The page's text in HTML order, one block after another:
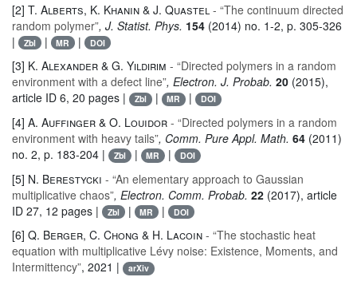
[2] T. Alberts, K. Khanin & J. Quastel - “The continuum directed
random polymer”, J. Statist. Phys. 154 (2014) no. 1-2, p. 305-326
|
Zbl | MR | DOI
[3] K. Alexander & G. Yıldırım - “Directed polymers in a random
environment with a defect line”, Electron. J. Probab. 20 (2015),
article ID 6, 20 pages |
Zbl | MR | DOI
[4] A. Auffinger & O. Louidor - “Directed polymers in a random
environment with heavy tails”, Comm. Pure Appl. Math. 64 (2011)
no. 2, p. 183-204 |
Zbl | MR | DOI
[5] N. Berestycki - “An elementary approach to Gaussian
multiplicative chaos”, Electron. Comm. Probab. 22 (2017), article
ID 27, 12 pages |
Zbl | MR | DOI
[6] Q. Berger, C. Chong & H. Lacoin - “The stochastic heat
equation with multiplicative Lévy noise: Existence, Moments, and
Intermittency”, 2021 | arXiv